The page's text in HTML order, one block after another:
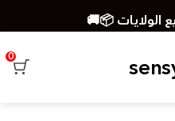
الولايات 📦🚚
0